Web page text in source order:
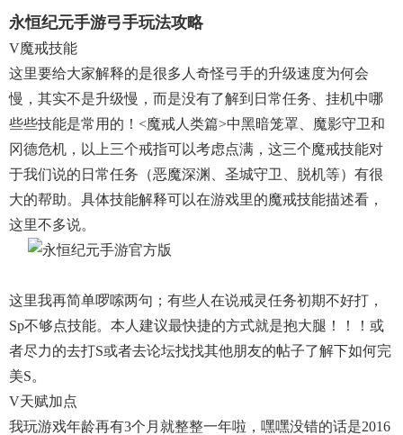
永恒纪元手游弓手玩法攻略
V魔戒技能
这里要给大家解释的是很多人奇怪弓手的升级速度为何会
慢，其实不是升级慢，而是没有了解到日常任务、挂机中哪
些些技能是常用的！<魔戒人类篇>中黑暗笼罩、魔影守卫和
冈德危机，以上三个戒指可以考虑点满，这三个魔戒技能对
于我们说的日常任务（恶魔深渊、圣城守卫、脱机等）有很
大的帮助。具体技能解释可以在游戏里的魔戒技能描述看，
这里不多说。
这里我再简单啰嗦两句；有些人在说戒灵任务初期不好打，
Sp不够点技能。本人建议最快捷的方式就是抱大腿！！！或
者尽力的去打S或者去论坛找找其他朋友的帖子了解下如何完
美S。
V天赋加点
我玩游戏年龄再有3个月就整整一年啦，嘿嘿没错的话是2016